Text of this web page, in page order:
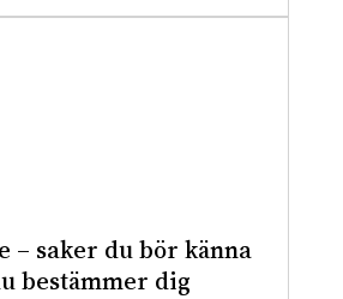
– saker du bör känna
bestämmer dig